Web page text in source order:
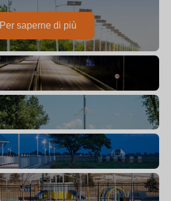
Per saperne di più